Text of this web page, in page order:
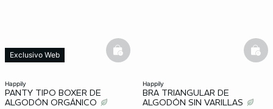
happily
PANTY TIPO BOXER DE
ALGODÓN ORGÁNICO
Exclusivo Web basketfull
happily
BRA TRIANGULAR DE
ALGODÓN SIN VARILLAS